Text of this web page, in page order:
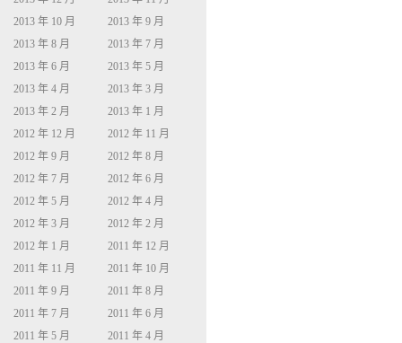
2013 年 10 月
2013 年 9 月
2013 年 8 月
2013 年 7 月
2013 年 6 月
2013 年 5 月
2013 年 4 月
2013 年 3 月
2013 年 2 月
2013 年 1 月
2012 年 12 月
2012 年 11 月
2012 年 9 月
2012 年 8 月
2012 年 7 月
2012 年 6 月
2012 年 5 月
2012 年 4 月
2012 年 3 月
2012 年 2 月
2012 年 1 月
2011 年 12 月
2011 年 11 月
2011 年 10 月
2011 年 9 月
2011 年 8 月
2011 年 7 月
2011 年 6 月
2011 年 5 月
2011 年 4 月